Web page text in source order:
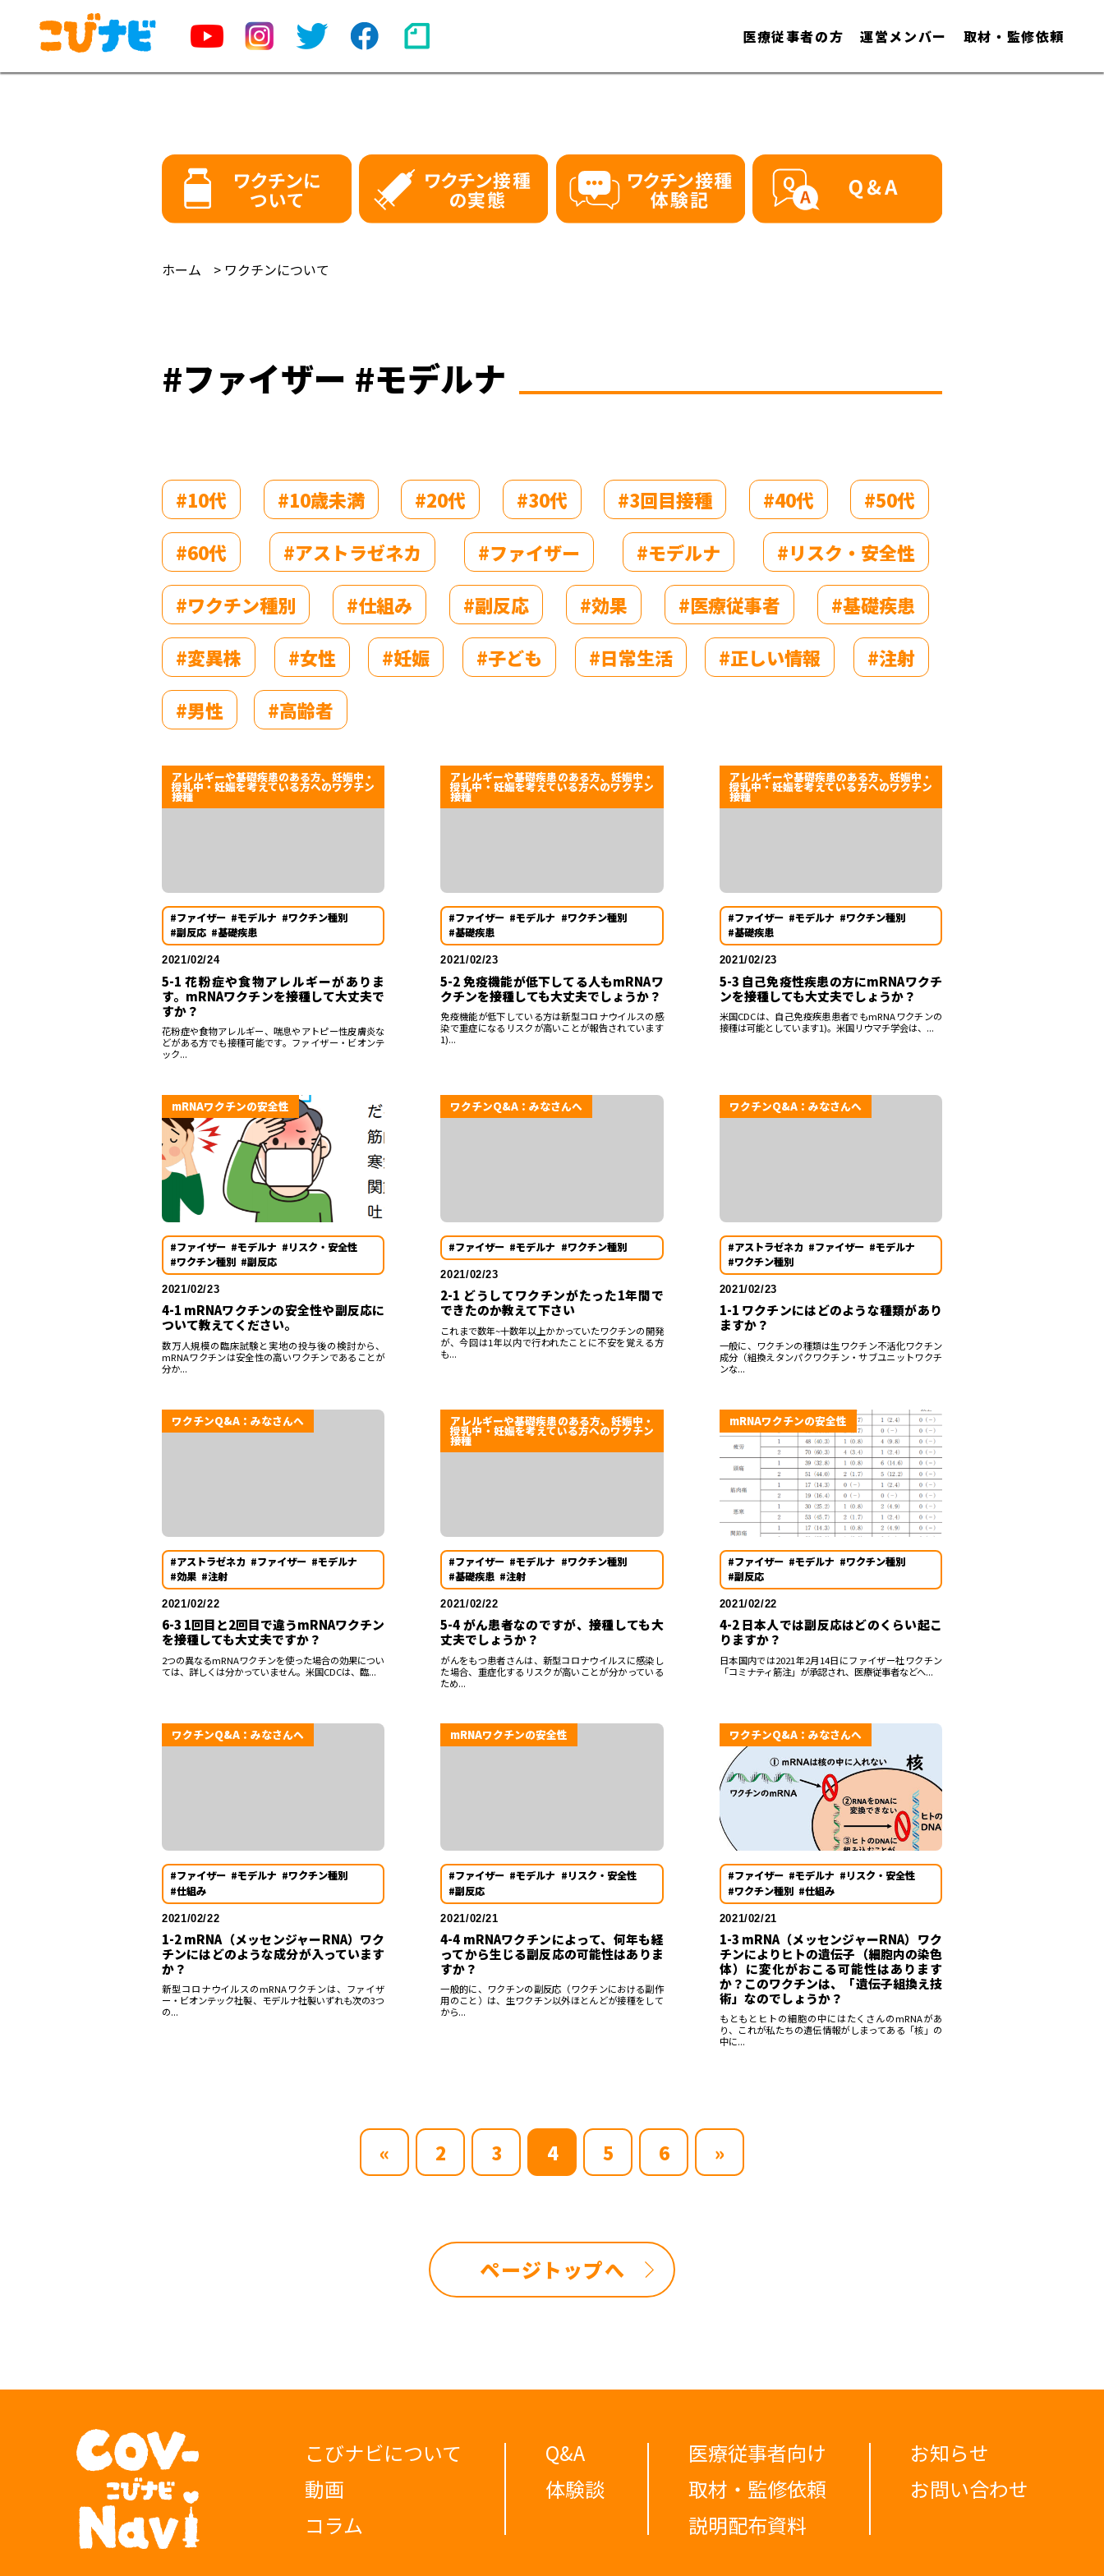
医療従事者の方 運営メンバー 取材・監修依頼
ホーム ワクチンについて
#ファイザー #モデルナ
#10代 #10歳未満 #20代 #30代 #3回目接種 #40代
#50代
#60代
#アストラゼネカ #ファイザー #モデルナ
#リスク・安全性
#ワクチン種別
#仕組み #副反応 #効果 #医療従事者
#基礎疾患
#変異株
#女性 #妊娠 #子ども #日常生活 #正しい情報
#注射
#男性
#高齢者
アレルギーや基礎疾患のある方、妊娠中・
授乳中・妊娠を考えている方へのワクチン
接種
#ファイザー #モデルナ #ワクチン種別
#副反応 #基礎疾患
2021/02/24
5-1 花粉症や食物アレルギーがありま
す。mRNAワクチンを接種して大丈夫で
すか？
花粉症や食物アレルギー、喘息やアトピー性皮膚炎な
どがある方でも接種可能です。ファイザー・ビオンテ
ック...
アレルギーや基礎疾患のある方、妊娠中・
授乳中・妊娠を考えている方へのワクチン
接種
#ファイザー #モデルナ #ワクチン種別
#基礎疾患
2021/02/23
5-2 免疫機能が低下してる人もmRNAワ
クチンを接種しても大丈夫でしょうか？
免疫機能が低下している方は新型コロナウイルスの感
染で重症になるリスクが高いことが報告されています
1)...
アレルギーや基礎疾患のある方、妊娠中・
授乳中・妊娠を考えている方へのワクチン
接種
#ファイザー #モデルナ #ワクチン種別
#基礎疾患
2021/02/23
5-3 自己免疫性疾患の方にmRNAワクチ
ンを接種しても大丈夫でしょうか？
米国CDCは、自己免疫疾患患者でもmRNAワクチンの
接種は可能としています1)。米国リウマチ学会は、...
mRNAワクチンの安全性
#ファイザー #モデルナ #リスク・安全性
#ワクチン種別 #副反応
2021/02/23
4-1 mRNAワクチンの安全性や副反応に
ついて教えてください。
数万人規模の臨床試験と実地の投与後の検討から、
mRNAワクチンは安全性の高いワクチンであることが
分か...
ワクチンQ&A：みなさんへ
#ファイザー #モデルナ #ワクチン種別
2021/02/23
2-1 どうしてワクチンがたった1年間で
できたのか教えて下さい
これまで数年~十数年以上かかっていたワクチンの開発
が、今回は1年以内で行われたことに不安を覚える方
も...
ワクチンQ&A：みなさんへ
#アストラゼネカ #ファイザー #モデルナ
#ワクチン種別
2021/02/23
1-1 ワクチンにはどのような種類があり
ますか？
一般に、ワクチンの種類は生ワクチン不活化ワクチン
成分（組換えタンパクワクチン・サブユニットワクチ
ンな...
ワクチンQ&A：みなさんへ
#アストラゼネカ #ファイザー #モデルナ
#効果 #注射
2021/02/22
6-3 1回目と2回目で違うmRNAワクチン
を接種しても大丈夫ですか？
2つの異なるmRNAワクチンを使った場合の効果につい
ては、詳しくは分かっていません。米国CDCは、臨...
アレルギーや基礎疾患のある方、妊娠中・
授乳中・妊娠を考えている方へのワクチン
接種
#ファイザー #モデルナ #ワクチン種別
#基礎疾患 #注射
2021/02/22
5-4 がん患者なのですが、接種しても大
丈夫でしょうか？
がんをもつ患者さんは、新型コロナウイルスに感染し
た場合、重症化するリスクが高いことが分かっている
ため...
mRNAワクチンの安全性
#ファイザー #モデルナ #ワクチン種別
#副反応
2021/02/22
4-2 日本人では副反応はどのくらい起こ
りますか？
日本国内では2021年2月14日にファイザー社ワクチン
「コミナティ筋注」が承認され、医療従事者などへ...
ワクチンQ&A：みなさんへ
#ファイザー #モデルナ #ワクチン種別
#仕組み
2021/02/22
1-2 mRNA（メッセンジャーRNA）ワク
チンにはどのような成分が入っています
か？
新型コロナウイルスのmRNAワクチンは、ファイザ
ー・ビオンテック社製、モデルナ社製いずれも次の3つ
の...
mRNAワクチンの安全性
#ファイザー #モデルナ #リスク・安全性
#副反応
2021/02/21
4-4 mRNAワクチンによって、何年も経
ってから生じる副反応の可能性はありま
すか？
一般的に、ワクチンの副反応（ワクチンにおける副作
用のこと）は、生ワクチン以外ほとんどが接種をして
から...
ワクチンQ&A：みなさんへ
#ファイザー #モデルナ #リスク・安全性
#ワクチン種別 #仕組み
2021/02/21
1-3 mRNA（メッセンジャーRNA）ワク
チンによりヒトの遺伝子（細胞内の染色
体）に変化がおこる可能性はあります
か？このワクチンは、「遺伝子組換え技
術」なのでしょうか？
もともとヒトの細胞の中にはたくさんのmRNAがあ
り、これが私たちの遺伝情報がしまってある「核」の
中に...
« 2 3 4 5 6 »
ページトップへ
こびナビについて
動画
コラム
Q&A
体験談
医療従事者向け
取材・監修依頼
説明配布資料
お知らせ
お問い合わせ